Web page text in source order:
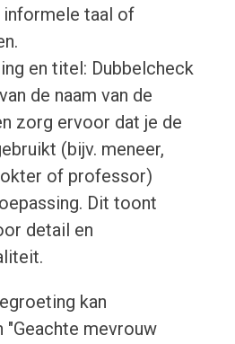
taal of
en titel: Dubbelcheck
de naam van de
zorg ervoor dat je de
(bijv. meneer,
of professor)
Dit toont
detail en
kan
mevrouw